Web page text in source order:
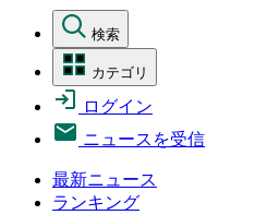
検索
カテゴリ
ログイン
ニュースを受信
最新ニュース
ランキング